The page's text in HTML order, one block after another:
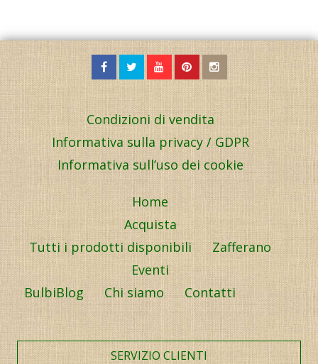
Condizioni di vendita
Informativa sulla privacy / GDPR
Informativa sull’uso dei cookie
Home
Acquista
Tutti i prodotti disponibili
Zafferano
Eventi
BulbiBlog
Chi siamo Contatti
SERVIZIO CLIENTI